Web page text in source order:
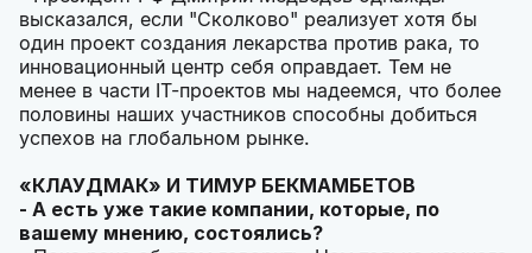
высказался, если "Сколково" реализует хотя бы
один проект создания лекарства против рака, то
инновационный центр себя оправдает. Тем не
менее в части IТ-проектов мы надеемся, что более
половины наших участников способны добиться
успехов на глобальном рынке.
«КЛАУДМАК» И ТИМУР БЕКМАМБЕТОВ
- А есть уже такие компании, которые, по
вашему мнению, состоялись?